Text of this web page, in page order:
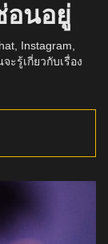
อนอยู่
Instagram,
ะรู้เกี่ยวกับเรื่อง